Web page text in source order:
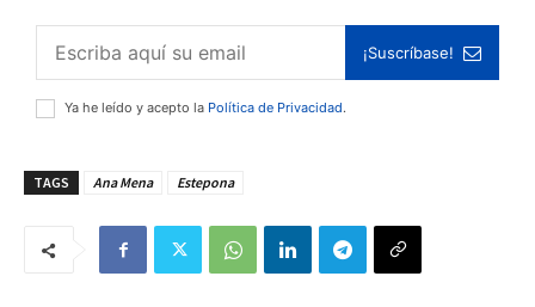
¡Suscríbase!
Ya he leído y acepto la Política de Privacidad.
TAGS Ana Mena Estepona